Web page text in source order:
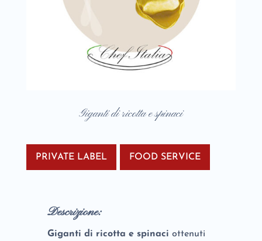
Giganti di ricotta e spinaci
PRIVATE LABEL FOOD SERVICE
Descrizione:
Giganti di ricotta e spinaci ottenuti